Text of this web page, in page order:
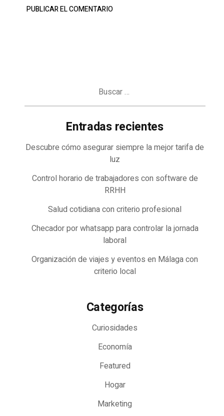
Entradas recientes
Descubre cómo asegurar siempre la mejor tarifa de
luz
Control horario de trabajadores con software de
RRHH
Salud cotidiana con criterio profesional
Checador por whatsapp para controlar la jornada
laboral
Organización de viajes y eventos en Málaga con
criterio local
Categorías
Curiosidades
Economía
Featured
Hogar
Marketing